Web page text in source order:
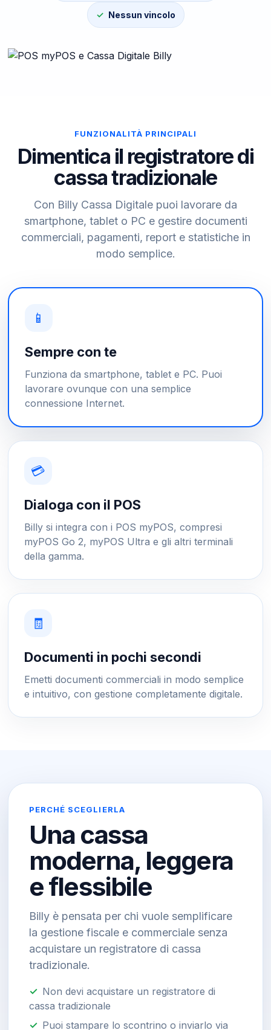
Nessun vincolo
FUNZIONALITÀ PRINCIPALI
Dimentica il registratore di
cassa tradizionale
Con Billy Cassa Digitale puoi lavorare da
smartphone, tablet o PC e gestire documenti
commerciali, pagamenti, report e statistiche in
modo semplice.
📱
Sempre con te
Funziona da smartphone, tablet e PC. Puoi
lavorare ovunque con una semplice
connessione Internet.
💳
Dialoga con il POS
Billy si integra con i POS myPOS, compresi
myPOS Go 2, myPOS Ultra e gli altri terminali
della gamma.
🧾
Documenti in pochi secondi
Emetti documenti commerciali in modo semplice
e intuitivo, con gestione completamente digitale.
PERCHÉ SCEGLIERLA
Una cassa
moderna, leggera
e flessibile
Billy è pensata per chi vuole semplificare
la gestione fiscale e commerciale senza
acquistare un registratore di cassa
tradizionale.
Non devi acquistare un registratore di
cassa tradizionale
Puoi stampare lo scontrino o inviarlo via